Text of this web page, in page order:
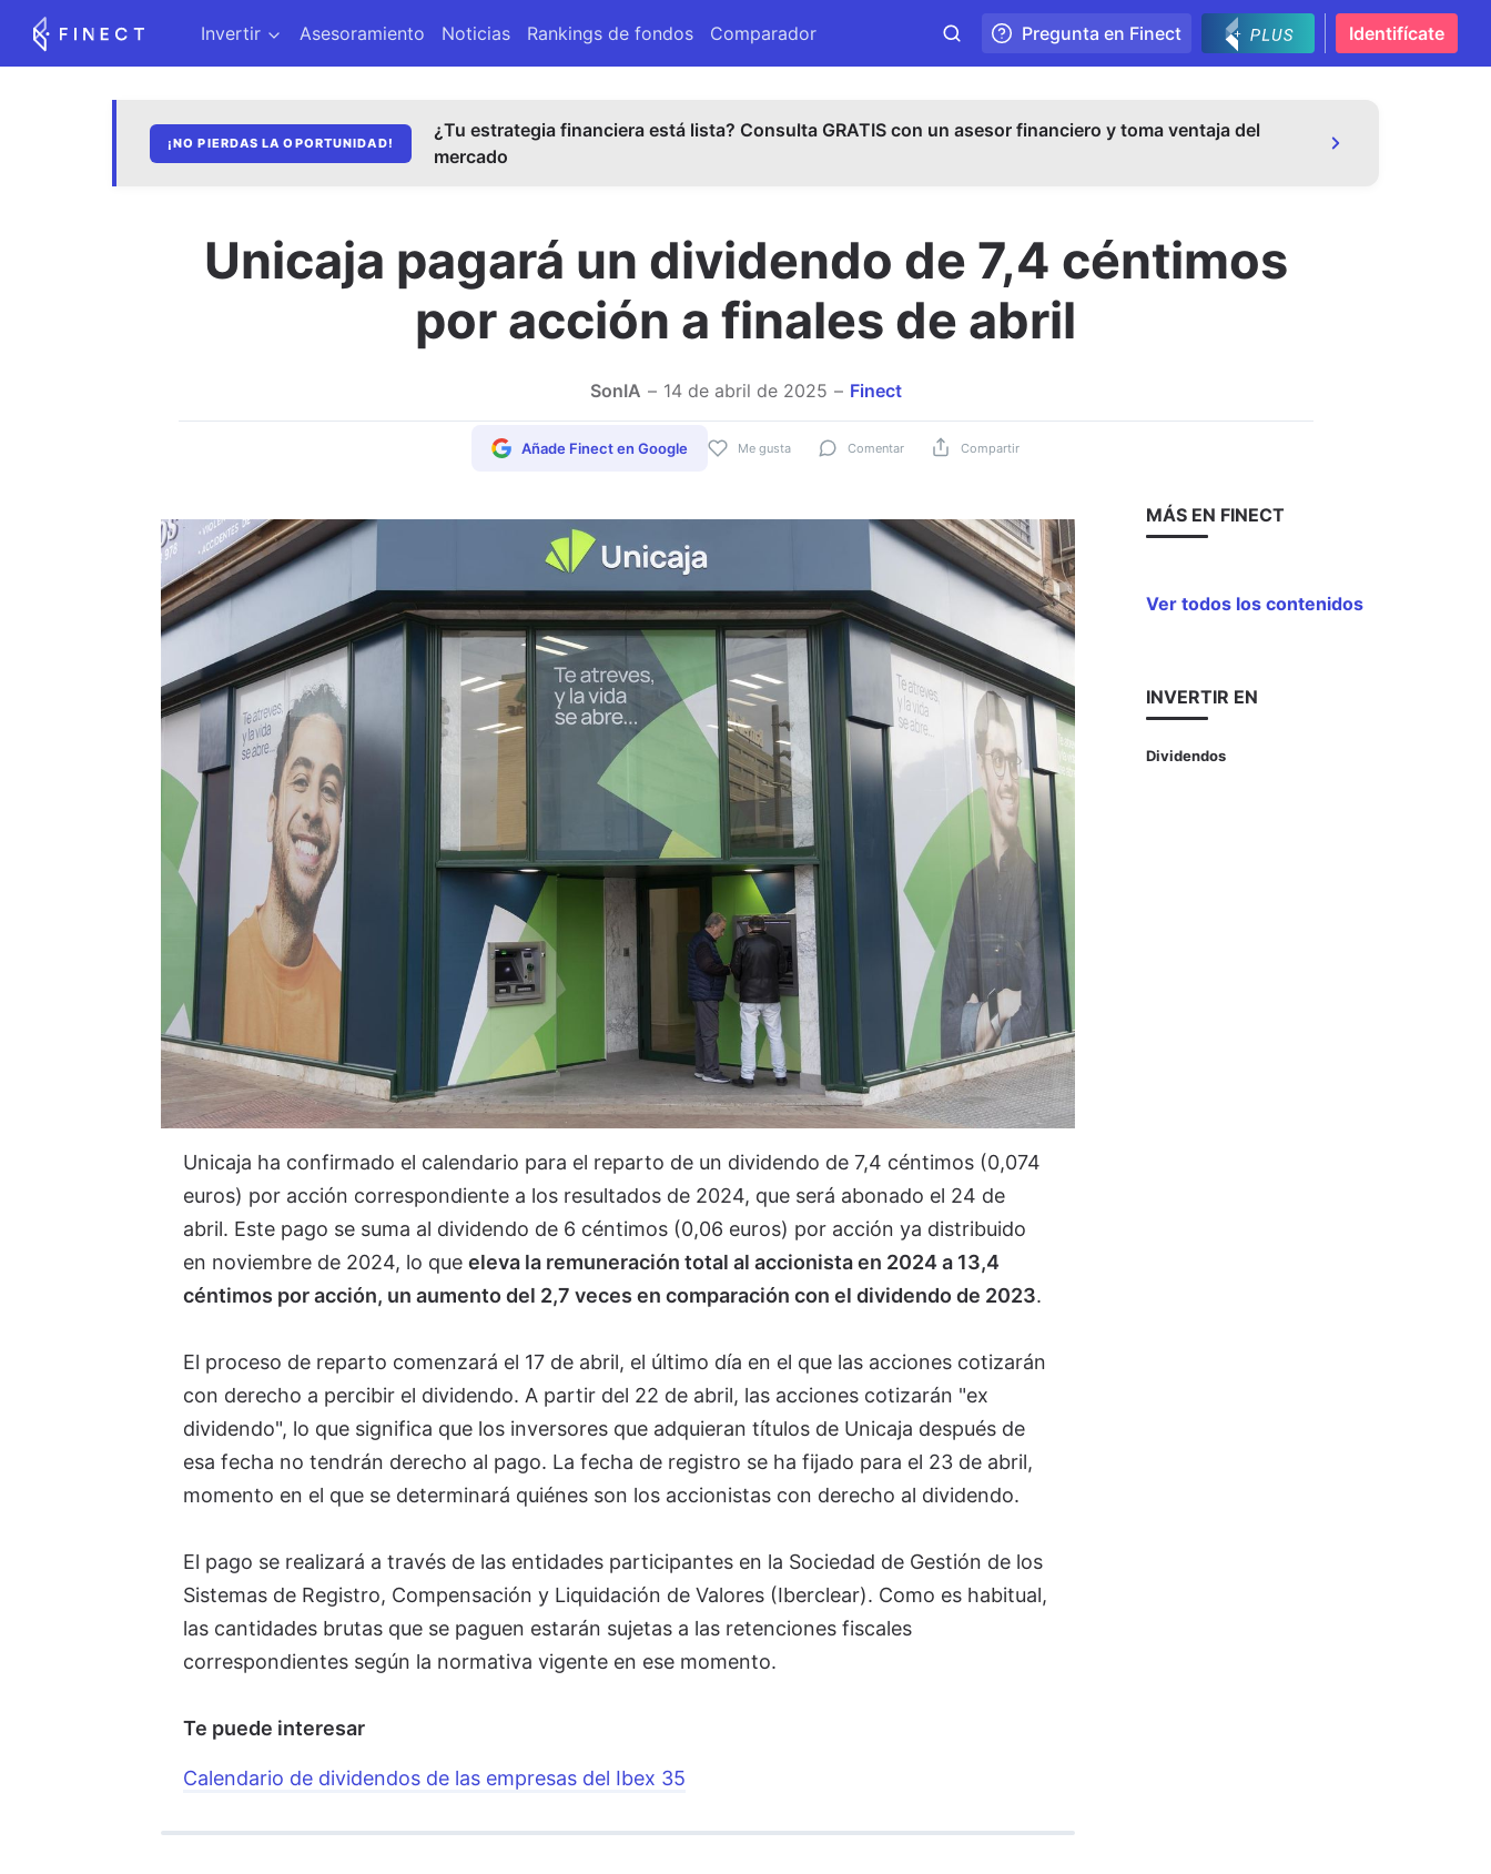
Invertir Asesoramiento Noticias Rankings de fondos Comparador Pregunta en Finect Identifícate
¡NO PIERDAS LA OPORTUNIDAD!
¿Tu estrategia financiera está lista? Consulta GRATIS con un asesor financiero y toma ventaja del
mercado
Unicaja pagará un dividendo de 7,4 céntimos
por acción a finales de abril
SonIA 14 de abril de 2025 Finect
Me gusta Comentar Compartir
Añade Finect en Google
Unicaja ha confirmado el calendario para el reparto de un dividendo de 7,4 céntimos (0,074
euros) por acción correspondiente a los resultados de 2024, que será abonado el 24 de
abril. Este pago se suma al dividendo de 6 céntimos (0,06 euros) por acción ya distribuido
en noviembre de 2024, lo que eleva la remuneración total al accionista en 2024 a 13,4
céntimos por acción, un aumento del 2,7 veces en comparación con el dividendo de 2023.
El proceso de reparto comenzará el 17 de abril, el último día en el que las acciones cotizarán
con derecho a percibir el dividendo. A partir del 22 de abril, las acciones cotizarán "ex
dividendo", lo que significa que los inversores que adquieran títulos de Unicaja después de
esa fecha no tendrán derecho al pago. La fecha de registro se ha fijado para el 23 de abril,
momento en el que se determinará quiénes son los accionistas con derecho al dividendo.
El pago se realizará a través de las entidades participantes en la Sociedad de Gestión de los
Sistemas de Registro, Compensación y Liquidación de Valores (Iberclear). Como es habitual,
las cantidades brutas que se paguen estarán sujetas a las retenciones fiscales
correspondientes según la normativa vigente en ese momento.
Te puede interesar
Calendario de dividendos de las empresas del Ibex 35
MÁS EN FINECT
Ver todos los contenidos
INVERTIR EN
Dividendos